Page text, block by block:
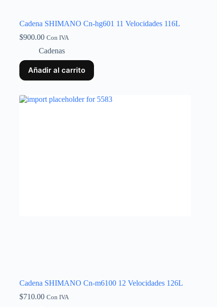
Cadena SHIMANO Cn-hg601 11 Velocidades 116L
$900.00 Con IVA
Cadenas
Añadir al carrito
Cadena SHIMANO Cn-m6100 12 Velocidades 126L
$710.00 Con IVA